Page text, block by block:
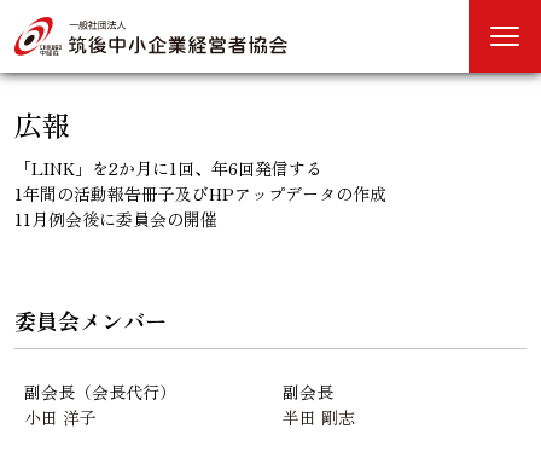
広報
「LINK」を2か月に1回、年6回発信する
1年間の活動報告冊子及びHPアップデータの作成
11月例会後に委員会の開催
委員会メンバー
副会長（会長代行）
小田 洋子
副会長
半田 剛志